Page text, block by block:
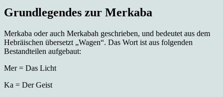
Grundlegendes zur Merkaba
Merkaba oder auch Merkabah geschrieben, und bedeutet aus dem
Hebräischen übersetzt „Wagen“. Das Wort ist aus folgenden
Bestandteilen aufgebaut:
Mer = Das Licht
Ka = Der Geist